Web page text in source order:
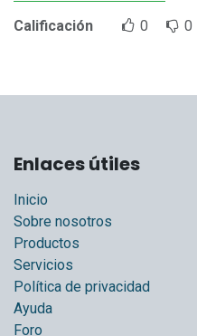
Calificación 0 0
Enlaces útiles
Inicio
Sobre nosotros
Productos
Servicios
Política de privacidad
Ayuda
Foro